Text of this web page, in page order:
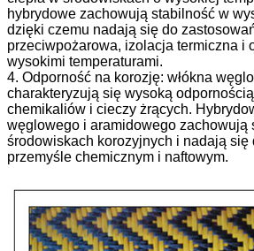
hybrydowe zachowują stabilność w
dzięki czemu nadają się do
przeciwpożarowa, izolacja termiczna i
wysokimi temperaturami.
4. Odporność na korozję: włókna
charakteryzują się wysoką
chemikaliów i cieczy żrących.
węglowego i aramidowego zachowują
środowiskach korozyjnych i nadają się
przemyśle chemicznym i naftowym.